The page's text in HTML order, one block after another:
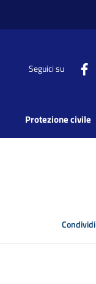
Seguici su
Protezione civile
Condividi